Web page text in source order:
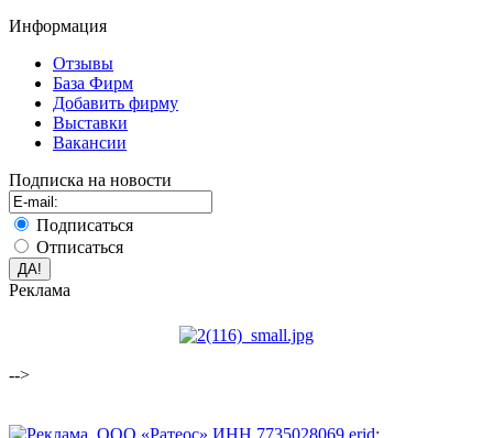
Информация
Отзывы
База Фирм
Добавить фирму
Выставки
Вакансии
Подписка на новости
Подписаться
Отписаться
Реклама
-->